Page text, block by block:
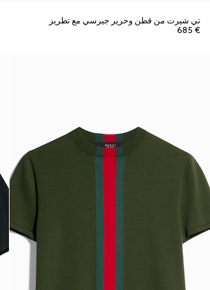
تي شيرت من قطن وحرير جيرسي مع تطريز
€ 685